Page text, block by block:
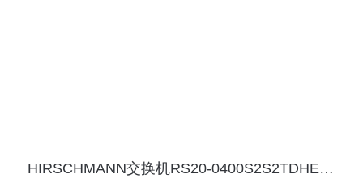
HIRSCHMANN交换机RS20-0400S2S2TDHEHC现货